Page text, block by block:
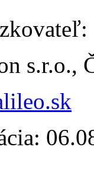
s.r.o.,